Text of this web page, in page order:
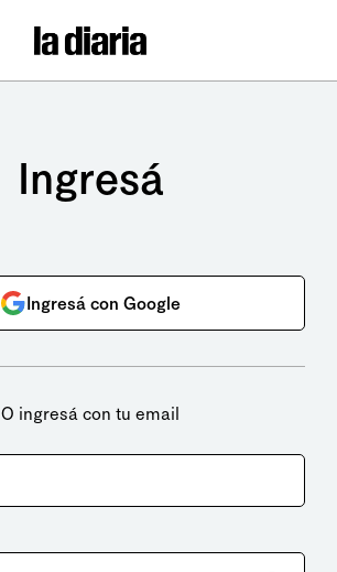
Ingresá
Ingresá con Google
O ingresá con tu email